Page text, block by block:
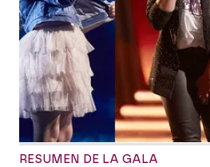
RESUMEN DE LA GALA